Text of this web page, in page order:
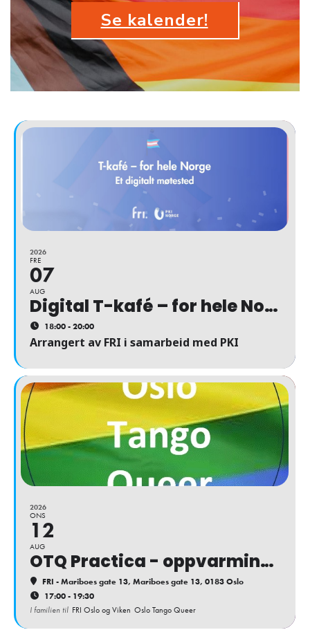
Se kalender!
2026
FRE
07
AUG
Digital T-kafé – for hele Norge
18:00 - 20:00
Arrangert av FRI i samarbeid med PKI
2026
ONS
12
AUG
OTQ Practica - oppvarming til festivalen
FRI - Mariboes gate 13, Mariboes gate 13, 0183 Oslo
17:00 - 19:30
I familien til FRI Oslo og Viken Oslo Tango Queer